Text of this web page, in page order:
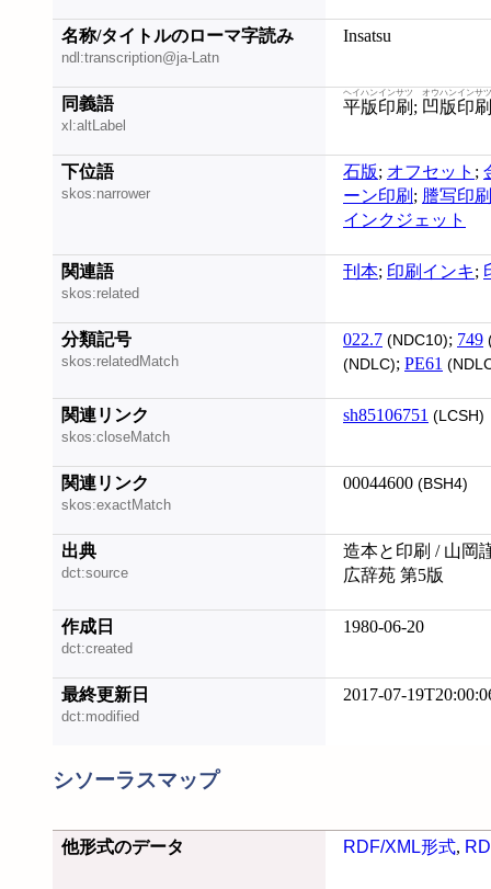
名称/タイトルのローマ字読み
ndl:transcription@ja-Latn
Insatsu
同義語
xl:altLabel
平版印刷
ヘイハンインサツ
; 凹版印刷
オウハンインサツ
下位語
skos:narrower
石版; オフセット ;
ーン印刷 ; 謄写印刷
インクジェット
関連語
skos:related
刊本; 印刷インキ;
分類記号
skos:relatedMatch
022.7 (NDC10); 749
(NDLC); PE61
関連リンク
skos:closeMatch
sh85106751 (LCSH)
関連リンク
skos:exactMatch
00044600 (BSH4)
出典
dct:source
造本と印刷 / 山岡
広辞苑 第5版
作成日
dct:created
1980-06-20
最終更新日
dct:modified
2017-07-
シソーラスマップ
他形式のデータ RDF/XML形式,